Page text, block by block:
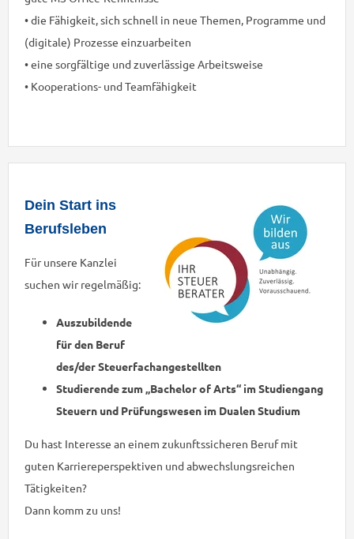
• die Fähigkeit, sich schnell in neue Themen, Programme und
(digitale) Prozesse einzuarbeiten
• eine sorgfältige und zuverlässige Arbeitsweise
• Kooperations- und Teamfähigkeit
Dein Start ins
Berufsleben
Für unsere Kanzlei
suchen wir regelmäßig:
Auszubildende
für den Beruf
des/der Steuerfachangestellten
Studierende zum „Bachelor of Arts“ im Studiengang
Steuern und Prüfungswesen im Dualen Studium
Du hast Interesse an einem zukunftssicheren Beruf mit
guten Karriereperspektiven und abwechslungsreichen
Tätigkeiten?
Dann komm zu uns!